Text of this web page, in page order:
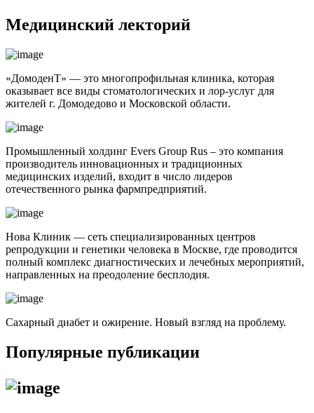
Медицинский лекторий
«ДомоденТ» — это многопрофильная клиника, которая
оказывает все виды стоматологических и лор-услуг для
жителей г. Домодедово и Московской области.
Промышленный холдинг Evers Group Rus – это компания
производитель инновационных и традиционных
медицинских изделий, входит в число лидеров
отечественного рынка фармпредприятий.
Нова Клиник — сеть специализированных центров
репродукции и генетики человека в Москве, где проводится
полный комплекс диагностических и лечебных мероприятий,
направленных на преодоление бесплодия.
Сахарный диабет и ожирение. Новый взгляд на проблему.
Популярные публикации